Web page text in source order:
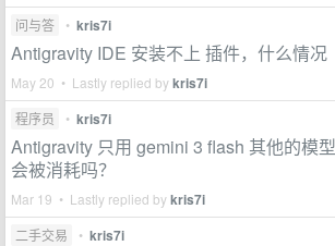
问与答
• kris7i
Antigravity IDE 安装不上 插件，什么情况
May 20 • Lastly replied bykris7i
程序员 • kris7i
Antigravity 只用 gemini 3 flash 其他的模
会被消耗吗？
Mar 19 • Lastly replied bykris7i
二手交易 • kris7i